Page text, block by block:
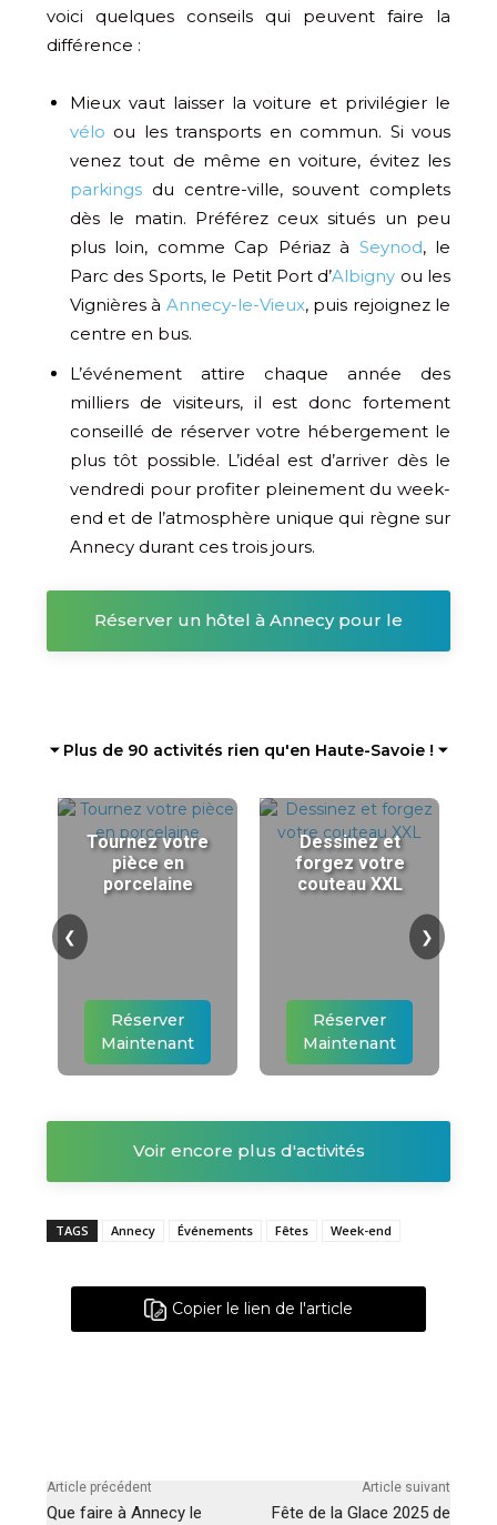
voici quelques conseils qui peuvent faire la
différence :
Mieux vaut laisser la voiture et privilégier le
vélo ou les transports en commun. Si vous
venez tout de même en voiture, évitez les
parkings du centre-ville, souvent complets
dès le matin. Préférez ceux situés un peu
plus loin, comme Cap Périaz à Seynod, le
Parc des Sports, le Petit Port d’Albigny ou les
Vignières à Annecy-le-Vieux, puis rejoignez le
centre en bus.
L’événement attire chaque année des
milliers de visiteurs, il est donc fortement
conseillé de réserver votre hébergement le
plus tôt possible. L’idéal est d’arriver dès le
vendredi pour profiter pleinement du week-
end et de l’atmosphère unique qui règne sur
Annecy durant ces trois jours.
Réserver un hôtel à Annecy pour le
⏷ Plus de 90 activités rien qu'en Haute-Savoie ! ⏷
Tournez votre
pièce en
porcelaine
Réserver
Maintenant
Dessinez et
forgez votre
couteau XXL
Réserver
Maintenant
❮ ❯
Voir encore plus d'activités
TAGS Annecy Événements Fêtes Week-end
Copier le lien de l'article
Article précédent
Que faire à Annecy le
Article suivant
Fête de la Glace 2025 de